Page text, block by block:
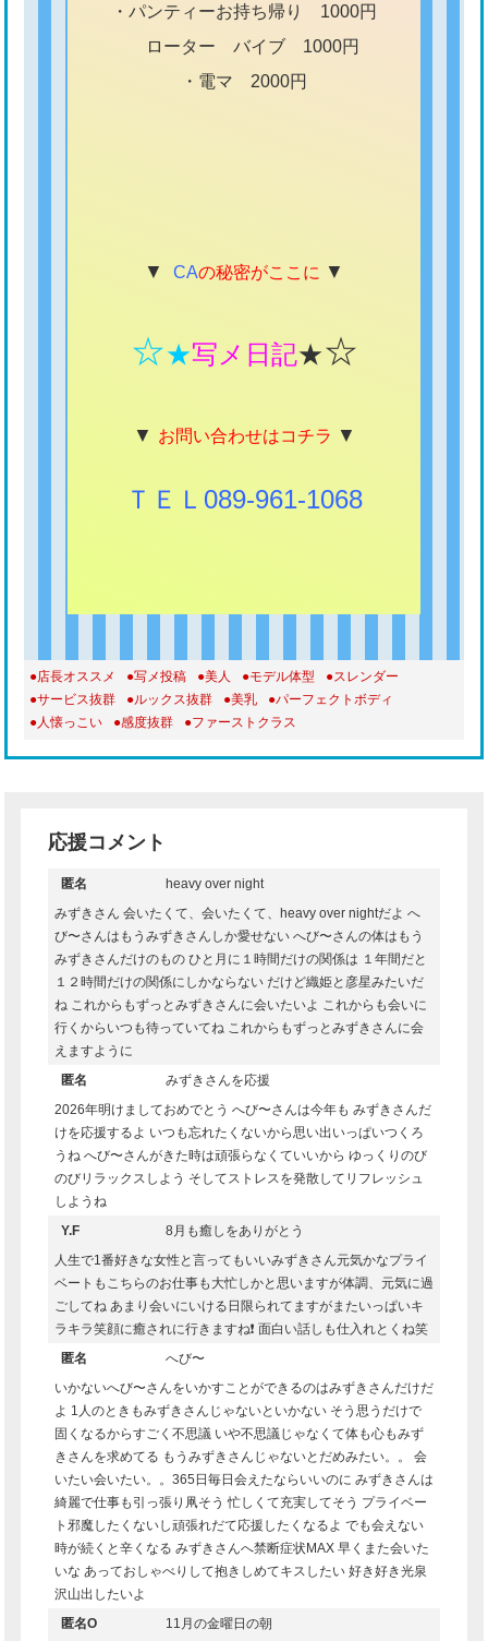
・パンティーお持ち帰り 1000円
ローター バイブ 1000円
・電マ 2000円
▼ CAの秘密がここに ▼
☆★写メ日記★☆
▼ お問い合わせはコチラ ▼
ＴＥＬ089-961-1068
●店長オススメ ●写メ投稿 ●美人 ●モデル体型
●スレンダー
●サービス抜群
●ルックス抜群 ●美乳
●パーフェクトボディ
●人懐っこい
●感度抜群 ●ファーストクラス
応援コメント
匿名
heavy over night
みずきさん 会いたくて、会いたくて、heavy over nightだよ へ
び〜さんはもうみずきさんしか愛せない へび〜さんの体はもう
みずきさんだけのもの ひと月に１時間だけの関係は １年間だと
１２時間だけの関係にしかならない だけど織姫と彦星みたいだ
ね これからもずっとみずきさんに会いたいよ これからも会いに
行くからいつも待っていてね これからもずっとみずきさんに会
えますように
匿名
みずきさんを応援
2026年明けましておめでとう へび〜さんは今年も みずきさんだ
けを応援するよ いつも忘れたくないから思い出いっぱいつくろ
うね へび〜さんがきた時は頑張らなくていいから ゆっくりのび
のびリラックスしよう そしてストレスを発散してリフレッシュ
しようね
Y.F
8月も癒しをありがとう
人生で1番好きな女性と言ってもいいみずきさん元気かなプライ
ベートもこちらのお仕事も大忙しかと思いますが体調、元気に過
ごしてね あまり会いにいける日限られてますがまたいっぱいキ
ラキラ笑顔に癒されに行きますね❗️ 面白い話しも仕入れとくね笑
匿名
へび〜
いかないへび〜さんをいかすことができるのはみずきさんだけだ
よ 1人のときもみずきさんじゃないといかない そう思うだけで
固くなるからすごく不思議 いや不思議じゃなくて体も心もみず
きさんを求めてる もうみずきさんじゃないとだめみたい。。 会
いたい会いたい。。365日毎日会えたならいいのに みずきさんは
綺麗で仕事も引っ張り凧そう 忙しくて充実してそう プライベー
ト邪魔したくないし頑張れだて応援したくなるよ でも会えない
時が続くと辛くなる みずきさんへ禁断症状MAX 早くまた会いた
いな あっておしゃべりして抱きしめてキスしたい 好き好き光泉
沢山出したいよ
匿名O
11月の金曜日の朝